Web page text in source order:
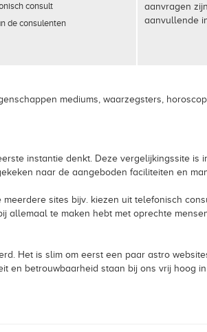
consult
de consulenten
aanvragen
aanvullende
mediums, waarzegsters,
instantie denkt. Deze vergelijkingssite
naar de aangeboden faciliteiten en
sites bijv. kiezen uit telefonisch
allemaal te maken hebt met oprechte
Het is slim om eerst een paar astro
en betrouwbaarheid staan bij ons vrij hoog